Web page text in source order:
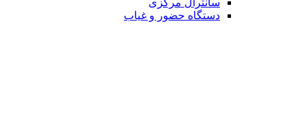
سانترال مرکزی
دستگاه حضور و غیاب